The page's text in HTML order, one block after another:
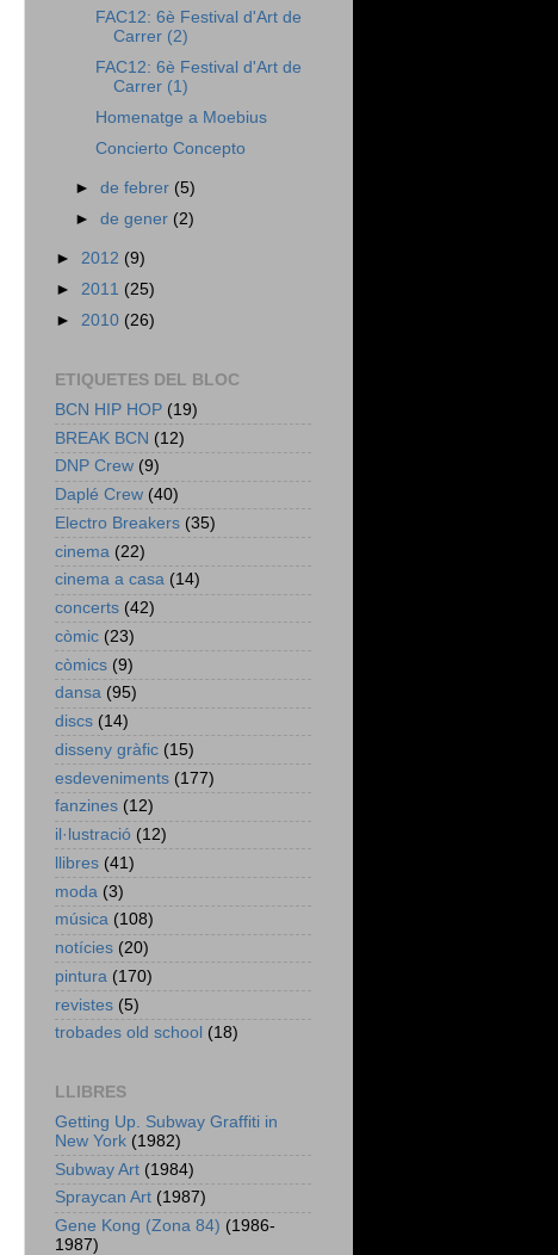
FAC12: 6è Festival d'Art de
Carrer (2)
FAC12: 6è Festival d'Art de
Carrer (1)
Homenatge a Moebius
Concierto Concepto
►de febrer (5)
►de gener (2)
► 2012 (9)
► 2011 (25)
► 2010 (26)
ETIQUETES DEL BLOC
BCN HIP HOP (19)
BREAK BCN (12)
DNP Crew (9)
Daplé Crew (40)
Electro Breakers (35)
cinema (22)
cinema a casa (14)
concerts (42)
còmic (23)
còmics (9)
dansa (95)
discs (14)
disseny gràfic (15)
esdeveniments (177)
fanzines (12)
il·lustració (12)
llibres (41)
moda (3)
música (108)
notícies (20)
pintura (170)
revistes (5)
trobades old school (18)
LLIBRES
Getting Up. Subway Graffiti in
New York (1982)
Subway Art (1984)
Spraycan Art (1987)
Gene Kong (Zona 84) (1986-
1987)